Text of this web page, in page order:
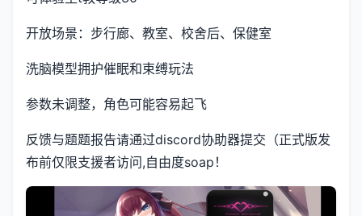
开放场景：步行廊、教室、校舍后、保健室
洗脑模型拥护催眠和束缚玩法
参数未调整，角色可能容易起飞
反馈与题题报告请通过discord协助器提交（正式版发
布前仅限支援者访问,自由度soap！